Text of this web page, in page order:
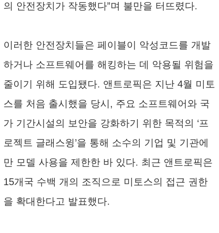
의 안전장치가 작동했다”며 불만을 터뜨렸다.
이러한 안전장치들은 페이블이 악성코드를 개발
하거나 소프트웨어를 해킹하는 데 악용될 위험을
줄이기 위해 도입됐다. 앤트로픽은 지난 4월 미토
스를 처음 출시했을 당시, 주요 소프트웨어와 국
가 기간시설의 보안을 강화하기 위한 목적의 ‘프
로젝트 글래스윙’을 통해 소수의 기업 및 기관에
만 모델 사용을 제한한 바 있다. 최근 앤트로픽은
15개국 수백 개의 조직으로 미토스의 접근 권한
을 확대한다고 발표했다.